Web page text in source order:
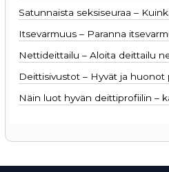
Satunnaista seksiseuraa –
Itsevarmuus – Paranna
Nettideittailu – Aloita deittailu
Deittisivustot – Hyvät ja huonot
Näin luot hyvän deittiprofiilin –